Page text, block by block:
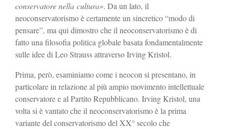
conservatore nella cultura». Da un lato, il
neoconservatorismo è certamente un sincretico “modo di
pensare”, ma qui dimostro che il neoconservatorismo è di
fatto una filosofia politica globale basata fondamentalmente
sulle idee di Leo Strauss attraverso Irving Kristol.
Prima, però, esaminiamo come i neocon si presentano, in
particolare in relazione al più ampio movimento intellettuale
conservatore e al Partito Repubblicano. Irving Kristol, una
volta si è vantato che il neoconservatorismo è la prima
variante del conservatorismo del XX° secolo che